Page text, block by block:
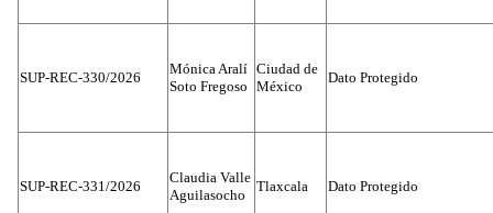
SUP-REC-330/2026
Mónica Aralí
Soto Fregoso
Ciudad de
México
Dato Protegido
SUP-REC-331/2026
Claudia Valle
Aguilasocho
Tlaxcala Dato Protegido